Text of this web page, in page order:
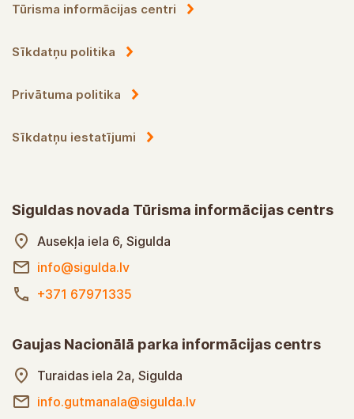
Tūrisma informācijas centri
Sīkdatņu politika
Privātuma politika
Sīkdatņu iestatījumi
Siguldas novada Tūrisma informācijas centrs
Ausekļa iela 6, Sigulda
info@sigulda.lv
+371 67971335
Gaujas Nacionālā parka informācijas centrs
Turaidas iela 2a, Sigulda
info.gutmanala@sigulda.lv